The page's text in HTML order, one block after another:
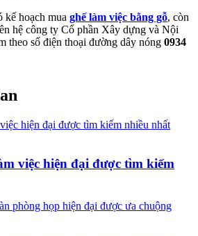
kế hoạch mua ghế làm việc bằng gỗ, còn
hệ công ty Cổ phần Xây dựng và Nội
theo số điện thoại đường dây nóng 0934
việc hiện đại được tìm kiếm